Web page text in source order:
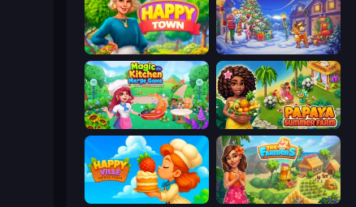
Happy Town Snow Farm Happy New Year
Magic Kitchen: Merge Game Papaya Summer Farm
HappyVille Merge Farm The Farmers